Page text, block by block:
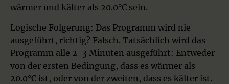
wärmer und kälter als 20.0°C sein.
Logische Folgerung: Das Programm wird nie
ausgeführt, richtig? Falsch. Tatsächlich wird das
Programm alle 2-3 Minuten ausgeführt: Entweder
von der ersten Bedingung, dass es wärmer als
20.0°C ist, oder von der zweiten, dass es kälter ist.